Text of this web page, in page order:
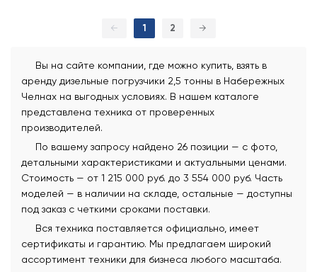
← 1 2 →
Вы на сайте компании, где можно купить, взять в
аренду дизельные погрузчики 2,5 тонны в Набережных
Челнах на выгодных условиях. В нашем каталоге
представлена техника от проверенных
производителей.
По вашему запросу найдено 26 позиции — с фото,
детальными характеристиками и актуальными ценами.
Стоимость — от 1 215 000 руб. до 3 554 000 руб. Часть
моделей — в наличии на складе, остальные — доступны
под заказ с четкими сроками поставки.
Вся техника поставляется официально, имеет
сертификаты и гарантию. Мы предлагаем широкий
ассортимент техники для бизнеса любого масштаба.